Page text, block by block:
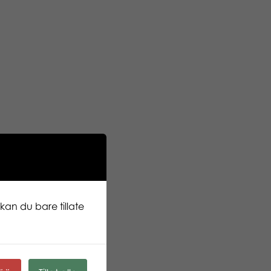
du bare tillate